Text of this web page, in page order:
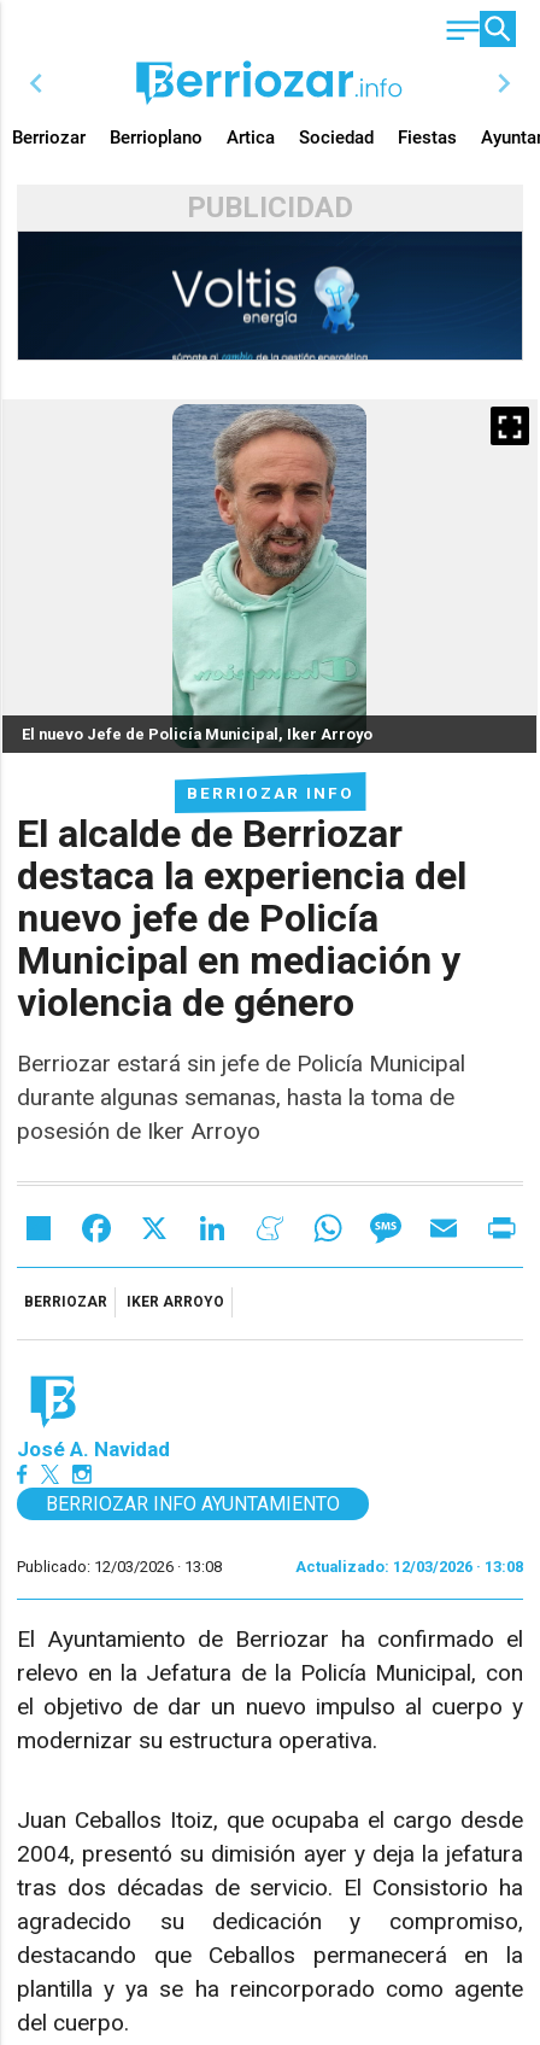
chevron_left chevron_right
Berriozar Berrioplano Artica Sociedad Fiestas
PUBLICIDAD
BERRIOZAR INFO
El alcalde de Berriozar
destaca la experiencia del
nuevo jefe de Policía
Municipal en mediación y
violencia de género
Berriozar estará sin jefe de Policía Municipal
durante algunas semanas, hasta la toma de
posesión de Iker Arroyo
El nuevo Jefe de Policía Municipal, Iker Arroyo
Share Facebook LinkedIn MeneameWhatsAppMessageEmail
BERRIOZAR IKER ARROYO
José A. Navidad
BERRIOZAR INFO AYUNTAMIENTO
Publicado: 12/03/2026 · 13:08 Actualizado: 12/03/2026 · 13:08
El Ayuntamiento de Berriozar ha confirmado el
relevo en la Jefatura de la Policía Municipal, con
el objetivo de dar un nuevo impulso al cuerpo y
modernizar su estructura operativa.
Juan Ceballos Itoiz, que ocupaba el cargo desde
2004, presentó su dimisión ayer y deja la jefatura
tras dos décadas de servicio. El Consistorio ha
agradecido su dedicación y compromiso,
destacando que Ceballos permanecerá en la
plantilla y ya se ha reincorporado como agente
del cuerpo.